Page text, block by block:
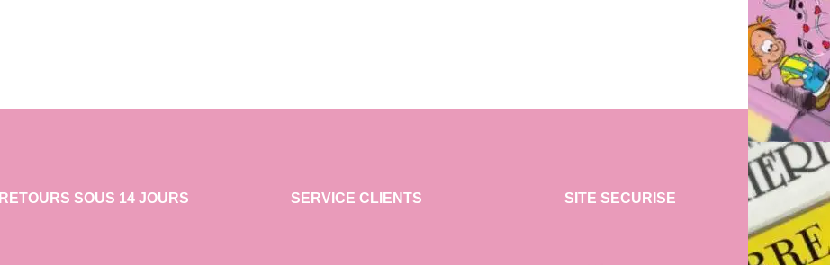
RETOURS SOUS 14 JOURS SERVICE CLIENTS SITE SECURISE